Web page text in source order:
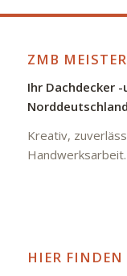
ZMB
Ihr Dachdecker
Norddeutschland
Kreativ,
HIER FINDEN